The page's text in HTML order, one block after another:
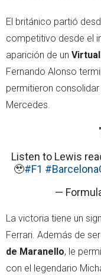
El británico partió
competitivo desde el
aparición de un
Fernando Alonso
permitieron
Mercedes.
Listen to Lewis
🥹#F1
—
La victoria tiene un
Ferrari. Además de
de Maranello, le
con el legendario